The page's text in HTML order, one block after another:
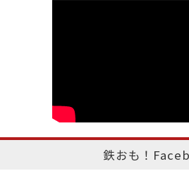
鉄おも！